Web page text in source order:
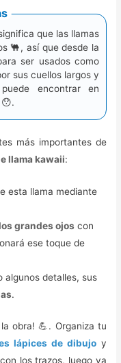
que las llamas
🐫, así que desde la
ser usados como
sus cuellos largos y
encontrar en
más importantes de
llama kawaii:
esta llama mediante
grandes ojos con
ese toque de
algunos detalles, sus
.
obra! 💪. Organiza tu
lápices de dibujo y
los trazos, luego ya